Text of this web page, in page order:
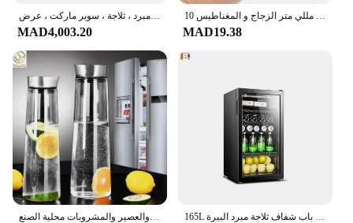
فريزر بفتحة صدر عميقة مخصص بباب زجاجي ، عرض وجبات سريعة الشيلر ، مبرد ، ثلاجة ، سوبر ماركت ، عرض
MAD4,003.20
10 قطعة الزجاج الشفاف و ملصقات المغناطيسي مغناطيس الثلاجة اليدوية يعمل 25 مللي متر/30 مللي متر/40 مللي متر/50 مللي متر الزجاج و المغناطيس Craft بها بنفسك الحرفية ديكور
MAD19.38
إبريق زجاجي 1.5 لتر 52 أونصة مع غطاء للثلاجة، إبريق زجاجي للمياه الساخنة/الباردة، شرب الشاي المثلج والقهوة والعصير والمشروبات محلية الصنع 165L خزانة مشروبات مبرد نبيذ قائم بذاته ثلاجة باب زجاجي ثلاجات باب شفاف ثلاجة مبرد البيرة